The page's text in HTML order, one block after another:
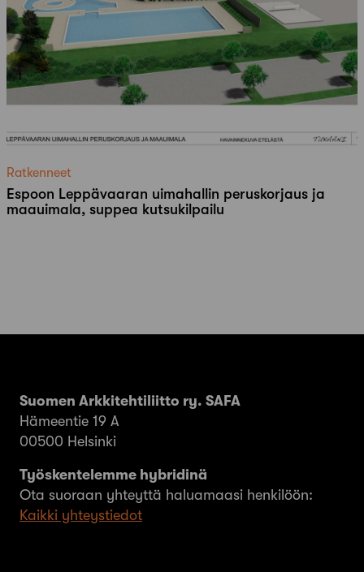
Ratkenneet
Espoon Leppävaaran uimahallin peruskorjaus ja
maauimala, suppea kutsukilpailu
Suomen Arkkitehtiliitto ry. SAFA
Hämeentie 19 A
00500 Helsinki
Työskentelemme hybridinä
Ota suoraan yhteyttä haluamaasi henkilöön:
Kaikki yhteystiedot